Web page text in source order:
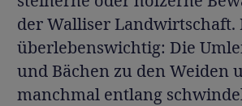
der Walliser
überlebenswichtig: Die
und Bächen zu den Weiden
manchmal entlang